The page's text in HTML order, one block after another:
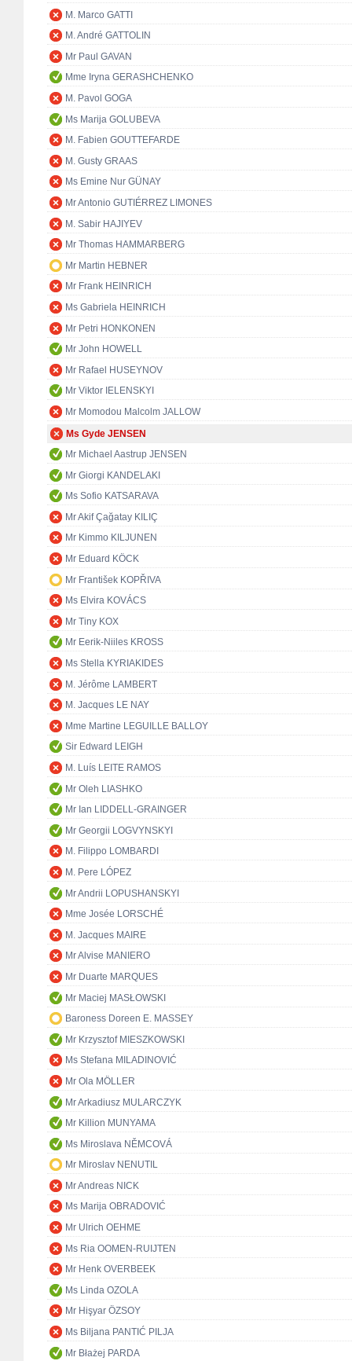
M. Marco GATTI
M. André GATTOLIN
Mr Paul GAVAN
Mme Iryna GERASHCHENKO
M. Pavol GOGA
Ms Marija GOLUBEVA
M. Fabien GOUTTEFARDE
M. Gusty GRAAS
Ms Emine Nur GÜNAY
Mr Antonio GUTIÉRREZ LIMONES
M. Sabir HAJIYEV
Mr Thomas HAMMARBERG
Mr Martin HEBNER
Mr Frank HEINRICH
Ms Gabriela HEINRICH
Mr Petri HONKONEN
Mr John HOWELL
Mr Rafael HUSEYNOV
Mr Viktor IELENSKYI
Mr Momodou Malcolm JALLOW
Ms Gyde JENSEN
Mr Michael Aastrup JENSEN
Mr Giorgi KANDELAKI
Ms Sofio KATSARAVA
Mr Akif Çağatay KILIÇ
Mr Kimmo KILJUNEN
Mr Eduard KÖCK
Mr František KOPŘIVA
Ms Elvira KOVÁCS
Mr Tiny KOX
Mr Eerik-Niiles KROSS
Ms Stella KYRIAKIDES
M. Jérôme LAMBERT
M. Jacques LE NAY
Mme Martine LEGUILLE BALLOY
Sir Edward LEIGH
M. Luís LEITE RAMOS
Mr Oleh LIASHKO
Mr Ian LIDDELL-GRAINGER
Mr Georgii LOGVYNSKYI
M. Filippo LOMBARDI
M. Pere LÓPEZ
Mr Andrii LOPUSHANSKYI
Mme Josée LORSCHÉ
M. Jacques MAIRE
Mr Alvise MANIERO
Mr Duarte MARQUES
Mr Maciej MASŁOWSKI
Baroness Doreen E. MASSEY
Mr Krzysztof MIESZKOWSKI
Ms Stefana MILADINOVIĆ
Mr Ola MÖLLER
Mr Arkadiusz MULARCZYK
Mr Killion MUNYAMA
Ms Miroslava NĚMCOVÁ
Mr Miroslav NENUTIL
Mr Andreas NICK
Ms Marija OBRADOVIĆ
Mr Ulrich OEHME
Ms Ria OOMEN-RUIJTEN
Mr Henk OVERBEEK
Ms Linda OZOLA
Mr Hişyar ÖZSOY
Ms Biljana PANTIĆ PILJA
Mr Błażej PARDA